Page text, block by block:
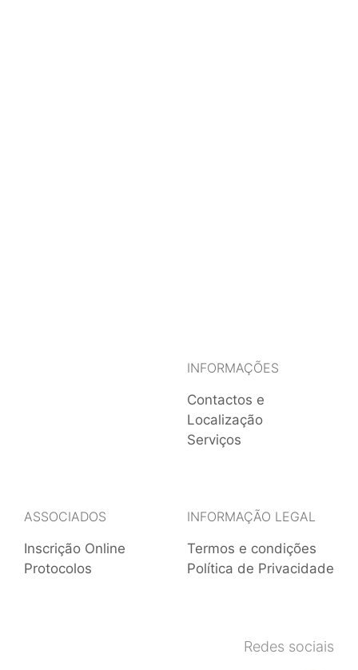
INFORMAÇÕES
Contactos e
Localização
Serviços
ASSOCIADOS
Inscrição Online
Protocolos
INFORMAÇÃO LEGAL
Termos e condições
Política de Privacidade
Redes sociais